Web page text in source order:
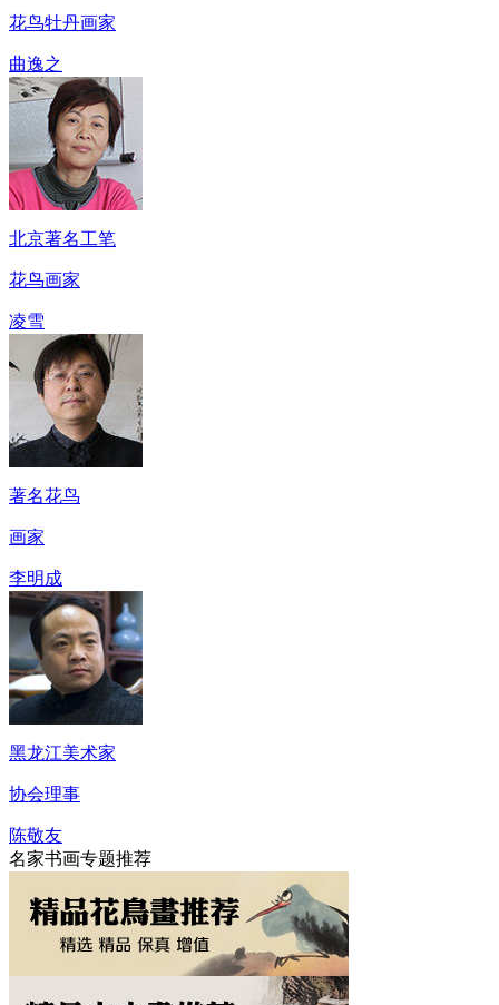
花鸟牡丹画家
曲逸之
北京著名工笔
花鸟画家
凌雪
著名花鸟
画家
李明成
黑龙江美术家
协会理事
陈敬友
名家书画专题推荐